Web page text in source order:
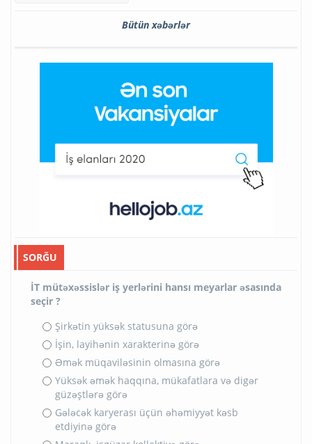
Bütün xəbərlər
SORĞU
İT mütəxəssislər iş yerlərini hansı meyarlar əsasında
seçir ?
Şirkətin yüksək statusuna görə
İşin, layihənin xarakterinə görə
Əmək müqaviləsinin olmasına görə
Yüksək əmək haqqına, mükafatlara və digər
güzəştlərə görə
Gələcək karyerası üçün əhəmiyyət kəsb
etdiyinə görə